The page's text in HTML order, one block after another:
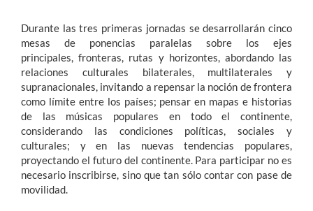
Durante las tres primeras jornadas se desarrollarán cinco
mesas de ponencias paralelas sobre los ejes
principales, fronteras, rutas y horizontes, abordando las
relaciones culturales bilaterales, multilaterales y
supranacionales, invitando a repensar la noción de frontera
como límite entre los países; pensar en mapas e historias
de las músicas populares en todo el continente,
considerando las condiciones políticas, sociales y
culturales; y en las nuevas tendencias populares,
proyectando el futuro del continente. Para participar no es
necesario inscribirse, sino que tan sólo contar con pase de
movilidad.